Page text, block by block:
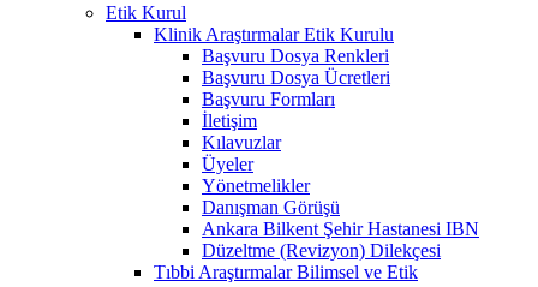
Etik Kurul
Klinik Araştırmalar Etik Kurulu
Başvuru Dosya Renkleri
Başvuru Dosya Ücretleri
Başvuru Formları
İletişim
Kılavuzlar
Üyeler
Yönetmelikler
Danışman Görüşü
Ankara Bilkent Şehir Hastanesi IBN
Düzeltme (Revizyon) Dilekçesi
Tıbbi Araştırmalar Bilimsel ve Etik